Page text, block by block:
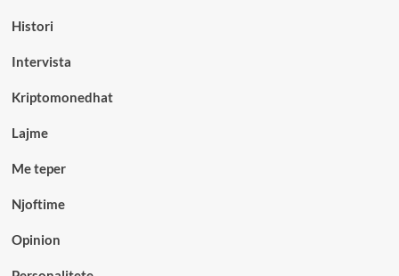
Histori
Intervista
Kriptomonedhat
Lajme
Me teper
Njoftime
Opinion